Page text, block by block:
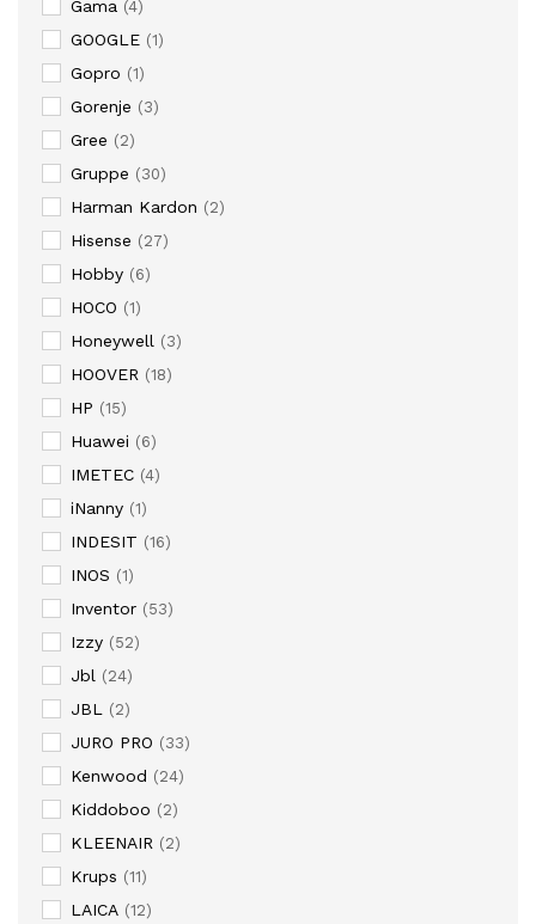
Gama (4)
GOOGLE (1)
Gopro (1)
Gorenje (3)
Gree (2)
Gruppe (30)
Harman Kardon (2)
Hisense (27)
Hobby (6)
HOCO (1)
Honeywell (3)
HOOVER (18)
HP (15)
Huawei (6)
IMETEC (4)
iNanny (1)
INDESIT (16)
INOS (1)
Inventor (53)
Izzy (52)
Jbl (24)
JBL (2)
JURO PRO (33)
Kenwood (24)
Kiddoboo (2)
KLEENAIR (2)
Krups (11)
LAICA (12)